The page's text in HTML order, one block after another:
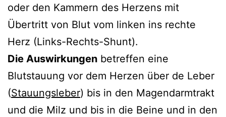
oder den Kammern des Herzens mit
Übertritt von Blut vom linken ins rechte
Herz (Links-Rechts-Shunt).
Die Auswirkungen betreffen eine
Blutstauung vor dem Herzen über de Leber
(Stauungsleber) bis in den Magendarmtrakt
und die Milz und bis in die Beine und in den